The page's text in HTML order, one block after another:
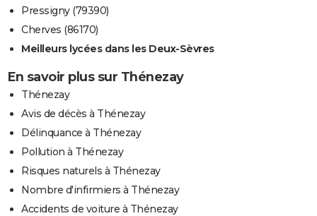
Pressigny (79390)
Cherves (86170)
Meilleurs lycées dans les Deux-Sèvres
En savoir plus sur Thénezay
Thénezay
Avis de décès à Thénezay
Délinquance à Thénezay
Pollution à Thénezay
Risques naturels à Thénezay
Nombre d'infirmiers à Thénezay
Accidents de voiture à Thénezay